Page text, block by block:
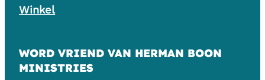
Winkel
WORD VRIEND VAN HERMAN BOON
MINISTRIES